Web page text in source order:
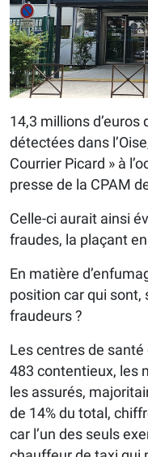
14,3 millions
détectées dans
Courrier Picard » à
presse de la CPAM
Celle-ci aurait ainsi
fraudes, la plaçant
En matière
position car qui sont,
fraudeurs ?
Les centres de
483 contentieux, les
les assurés,
de 14% du total,
car l’un des seuls